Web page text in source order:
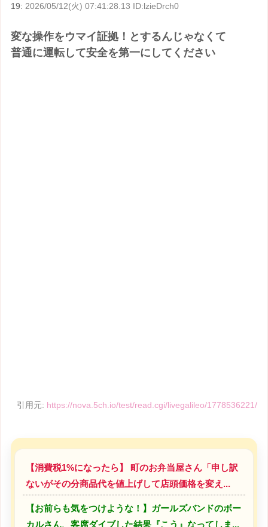
19: 2026/05/12(火) 07:41:28.13 ID:lzieDrch0
変な操作をウマイ証拠！とするんじゃなくて
普通に運転して安全を第一にしてください
引用元: https://nova.5ch.io/test/read.cgi/livegalileo/1778536221/
【消費税1%になったら】 町のお弁当屋さん「申し訳
ないがその分商品代を値上げして店頭価格を変え...
【お前らも気をつけような！】ガールズバンドのボー
カルさん、客席ダイブした結果『こう』なってしま...